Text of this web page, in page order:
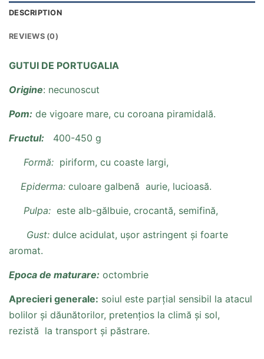
DESCRIPTION
REVIEWS (0)
GUTUI DE PORTUGALIA
Origine: necunoscut
Pom: de vigoare mare, cu coroana piramidală.
Fructul: 400-450 g
Formă: piriform, cu coaste largi,
Epiderma: culoare galbenă aurie, lucioasă.
Pulpa: este alb-gălbuie, crocantă, semifină,
Gust: dulce acidulat, ușor astringent și foarte
aromat.
Epoca de maturare: octombrie
Aprecieri generale: soiul este parțial sensibil la atacul
bolilor și dăunătorilor, pretențios la climă și sol,
rezistă la transport și păstrare.